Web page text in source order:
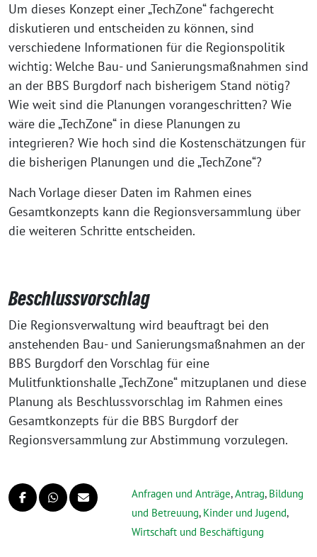
Um dieses Konzept einer „TechZone“ fachgerecht
diskutieren und entscheiden zu können, sind
verschiedene Informationen für die Regionspolitik
wichtig: Welche Bau- und Sanierungsmaßnahmen sind
an der BBS Burgdorf nach bisherigem Stand nötig?
Wie weit sind die Planungen vorangeschritten? Wie
wäre die „TechZone“ in diese Planungen zu
integrieren? Wie hoch sind die Kostenschätzungen für
die bisherigen Planungen und die „TechZone“?
Nach Vorlage dieser Daten im Rahmen eines
Gesamtkonzepts kann die Regionsversammlung über
die weiteren Schritte entscheiden.
Beschlussvorschlag
Die Regionsverwaltung wird beauftragt bei den
anstehenden Bau- und Sanierungsmaßnahmen an der
BBS Burgdorf den Vorschlag für eine
Mulitfunktionshalle „TechZone“ mitzuplanen und diese
Planung als Beschlussvorschlag im Rahmen eines
Gesamtkonzepts für die BBS Burgdorf der
Regionsversammlung zur Abstimmung vorzulegen.
Anfragen und Anträge,Antrag, Bildung
und Betreuung, Kinder und Jugend,
Wirtschaft und Beschäftigung